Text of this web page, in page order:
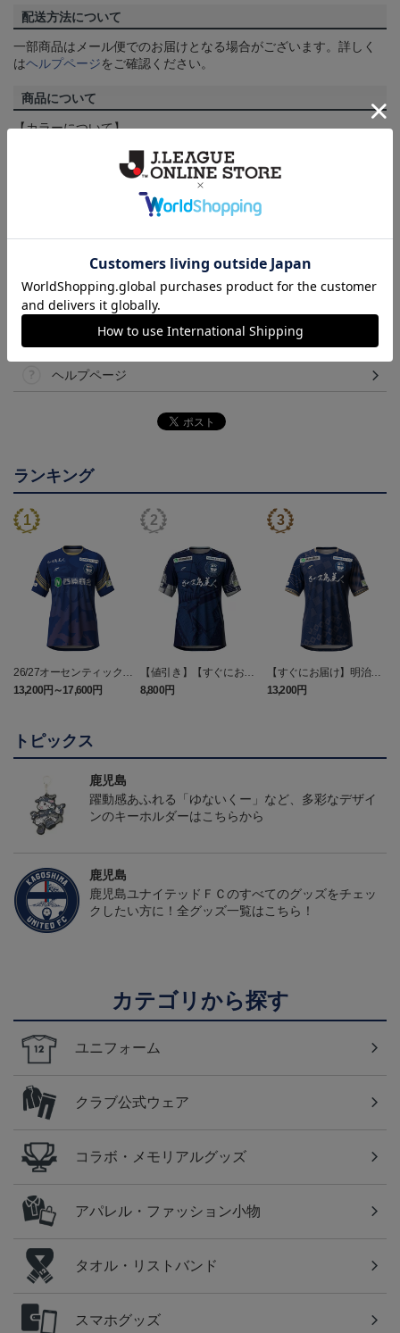
配送方法について
一部商品はメール便でのお届けとなる場合がございます。詳しく
はヘルプページをご確認ください。
商品について
【カラーについて】
のメーカー・機種・画面設定等により、実際の商品の色と異なっ
て見える場合がございます。あらかじめご了承ください。
その他
決済について
ヘルプページ
ランキング
26/27オーセンティックユ
ニフォーム（FP1st）
13,200円～17,600円
【値引き】【すぐにお届
け】2025オーセンティッ
クユニフォーム FP1st
8,800円
【すぐにお届け】明治安
田J2・J3百年構想リーグ
オーセンティックユニフ
13,200円
トピックス
鹿児島
躍動感あふれる「ゆないくー」など、多彩なデザイ
ンのキーホルダーはこちらから
鹿児島
鹿児島ユナイテッドＦＣのすべてのグッズをチェッ
クしたい方に！全グッズ一覧はこちら！
カテゴリから探す
ユニフォーム
クラブ公式ウェア
コラボ・メモリアルグッズ
アパレル・ファッション小物
タオル・リストバンド
スマホグッズ